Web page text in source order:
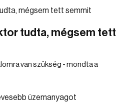
tudta, mégsem tett
van szükség - mondta a